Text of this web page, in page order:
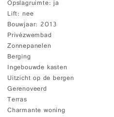
Opslagruimte ja
Lift nee
Bouwjaar 2013
Privézwembad
Zonnepanelen
Berging
Ingebouwde kasten
Uitzicht op de bergen
Gerenoveerd
Terras
Charmante woning